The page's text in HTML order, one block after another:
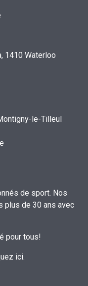
1410 Waterloo
le-Tilleul
de sport. Nos
plus de 30 ans avec
pour tous!
ici.